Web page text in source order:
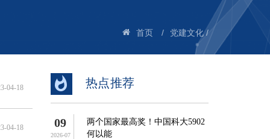
首页 / 党建文化 /
04-18
04-18
热点推荐
09
2026-07
两个国家最高奖！中国科大5902
何以能